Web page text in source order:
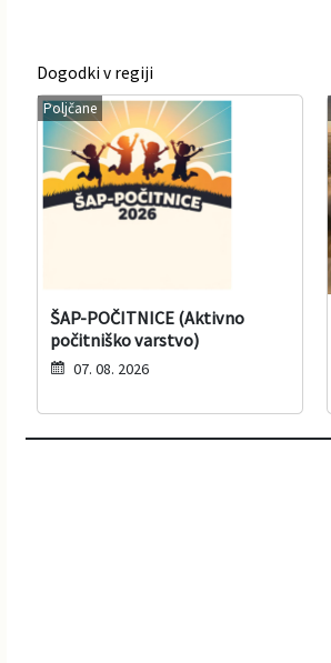
Dogodki v regiji
Poljčane
ŠAP-POČITNICE (Aktivno
počitniško varstvo)
07. 08. 2026